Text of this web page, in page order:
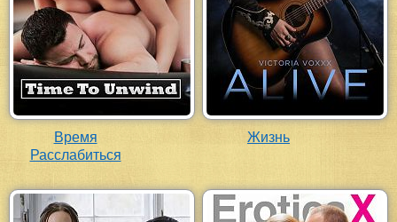
Время
Расслабиться
Жизнь